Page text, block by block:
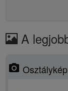
A
photo_camera